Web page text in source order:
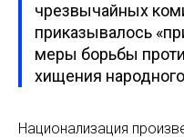
чрезвычайных
приказывалось
меры борьбы
хищения
Национализация